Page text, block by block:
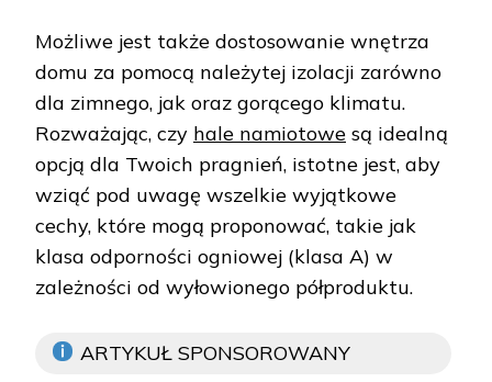
Możliwe jest także dostosowanie wnętrza
domu za pomocą należytej izolacji zarówno
dla zimnego, jak oraz gorącego klimatu.
Rozważając, czy hale namiotowe są idealną
opcją dla Twoich pragnień, istotne jest, aby
wziąć pod uwagę wszelkie wyjątkowe
cechy, które mogą proponować, takie jak
klasa odporności ogniowej (klasa A) w
zależności od wyłowionego półproduktu.
ARTYKUŁ SPONSOROWANY